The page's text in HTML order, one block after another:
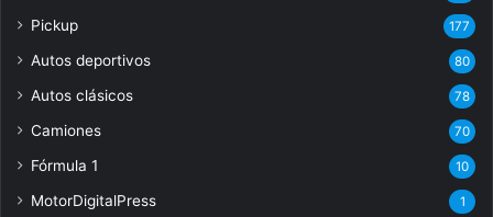
Pickup 177
Autos deportivos 80
Autos clásicos 78
Camiones 70
Fórmula 1 10
MotorDigitalPress 1